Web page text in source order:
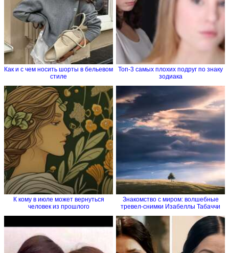
Как и с чем носить шорты в бельевом
стиле
Топ-3 самых плохих подруг по знаку
зодиака
К кому в июле может вернуться
человек из прошлого
Знакомство с миром: волшебные
тревел-снимки Изабеллы Табаччи